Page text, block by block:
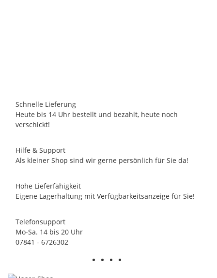
Schnelle Lieferung
Heute bis 14 Uhr bestellt und bezahlt, heute noch
verschickt!
Hilfe & Support
Als kleiner Shop sind wir gerne persönlich für Sie da!
Hohe Lieferfähigkeit
Eigene Lagerhaltung mit Verfügbarkeitsanzeige für Sie!
Telefonsupport
Mo-Sa. 14 bis 20 Uhr
07841 - 6726302